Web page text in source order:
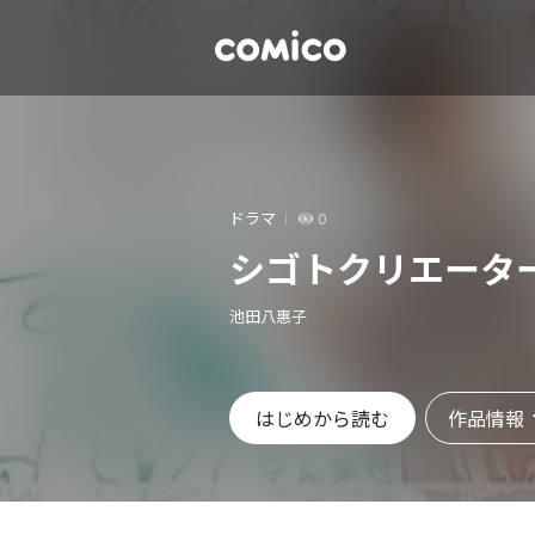
ドラマ 0
シゴトクリエータ
池田八惠子
はじめから読む 作品情報